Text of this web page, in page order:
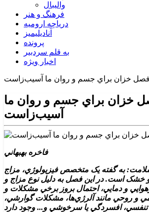
والیبال
فرهنگ و هنر
دریاچه ارومیه
آنادیلیمیز
پرونده
به قلم سردبیر
اخبار ویژه
فصل خزان براي جسم و روان ما آسيب‌زاست
خزان براي جسم و روان ما
آسيب‌زاست
فاخره بهبهاني
به گفته يک متخصص فيزيولوژي، مزاج
خشک است. در اين فصل به‌ دليل نوع مزاج و
و دمايي، احتمال بروز برخي مشکلات و
و روحي مانند آلرژي‌ها، مشکلات گوارشي،